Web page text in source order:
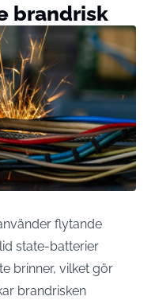
brandrisk
flytande
state-batterier
brinner, vilket gör
brandrisken